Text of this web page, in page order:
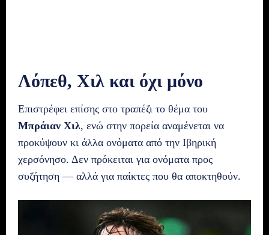
Λόπεθ, Χιλ και όχι μόνο
Επιστρέφει επίσης στο τραπέζι το θέμα του
Μπράιαν Χιλ, ενώ στην πορεία αναμένεται να
προκύψουν κι άλλα ονόματα από την Ιβηρική
χερσόνησο. Δεν πρόκειται για ονόματα προς
συζήτηση — αλλά για παίκτες που θα αποκτηθούν.